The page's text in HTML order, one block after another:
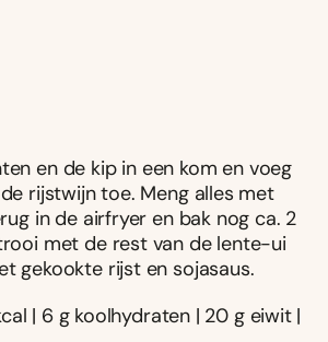
en de kip in een kom en voeg
rijstwijn toe. Meng alles met
in de airfryer en bak nog ca. 2
met de rest van de lente-ui
gekookte rijst en sojasaus.
| 6 g koolhydraten | 20 g eiwit |